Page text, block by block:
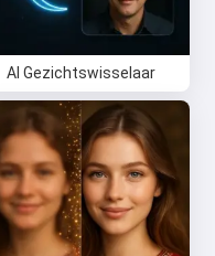
AI Gezichtswisselaar
gedichten
🥰